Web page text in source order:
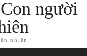
người
nhiên